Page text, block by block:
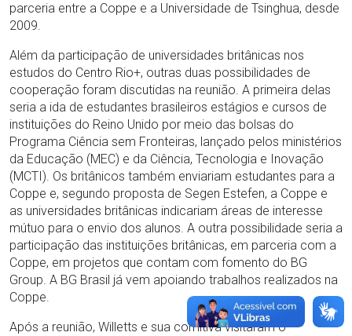
parceria entre a Coppe e a Universidade de Tsinghua, desde
2009.
Além da participação de universidades britânicas nos
estudos do Centro Rio+, outras duas possibilidades de
cooperação foram discutidas na reunião. A primeira delas
seria a ida de estudantes brasileiros estágios e cursos de
instituições do Reino Unido por meio das bolsas do
Programa Ciência sem Fronteiras, lançado pelos ministérios
da Educação (MEC) e da Ciência, Tecnologia e Inovação
(MCTI). Os britânicos também enviariam estudantes para a
Coppe e, segundo proposta de Segen Estefen, a Coppe e
as universidades britânicas indicariam áreas de interesse
mútuo para o envio dos alunos. A outra possibilidade seria a
participação das instituições britânicas, em parceria com a
Coppe, em projetos que contam com fomento do BG
Group. A BG Brasil já vem apoiando trabalhos realizados na
Coppe.
Após a reunião, Willetts e sua comitiva visitaram o